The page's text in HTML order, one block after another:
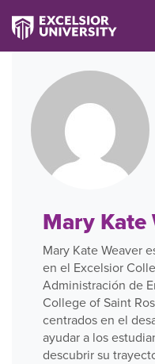
Mary Kate
Mary Kate Weaver
en el Excelsior
Administración de
College of Saint
centrados en el
ayudar a los
descubrir su